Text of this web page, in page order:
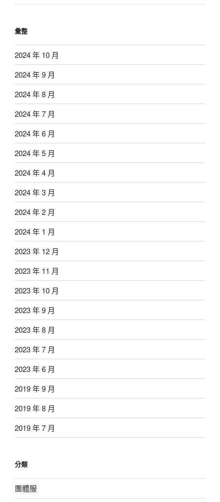
彙整
2024 年 10 月
2024 年 9 月
2024 年 8 月
2024 年 7 月
2024 年 6 月
2024 年 5 月
2024 年 4 月
2024 年 3 月
2024 年 2 月
2024 年 1 月
2023 年 12 月
2023 年 11 月
2023 年 10 月
2023 年 9 月
2023 年 8 月
2023 年 7 月
2023 年 6 月
2019 年 9 月
2019 年 8 月
2019 年 7 月
分類
團體服